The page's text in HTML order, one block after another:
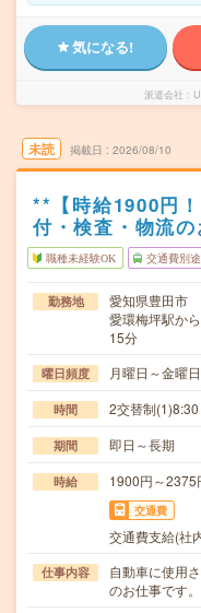
気になる!
派遣会社
未読 掲載日 2026/08/10
**【時給1900円
付・検査・物流の
職種未経験OK 交通費別
勤務地
愛知県豊田市
愛環梅坪駅か
15分
曜日頻度 月曜日～金曜日
時間 2交替制
期間 即日～長期
時給 1900円～2375
交通費
交通費支給(社
仕事内容
自動車に使用
のお仕事です